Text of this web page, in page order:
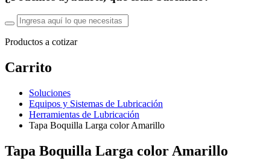
Productos a cotizar
Carrito
Soluciones
Equipos y Sistemas de Lubricación
Herramientas de Lubricación
Tapa Boquilla Larga color Amarillo
Tapa Boquilla Larga color Amarillo